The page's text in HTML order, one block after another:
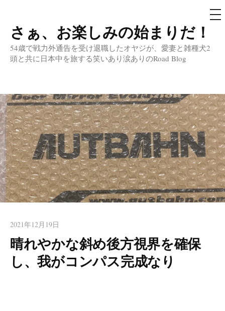
コ
ン
テ
へ
ス
キ
ッ
プ
さぁ、お楽しみの始まりだ！
54歳で戦力外通告を受け退職したオヤジが、愛妻と雑種犬2
頭と共に日本中を旅する笑いあり涙ありのRoad Blog
メ
ニ
2021年12月19日
晴れやかな斜め後方視界を確保
し、我がコンパス完成なり